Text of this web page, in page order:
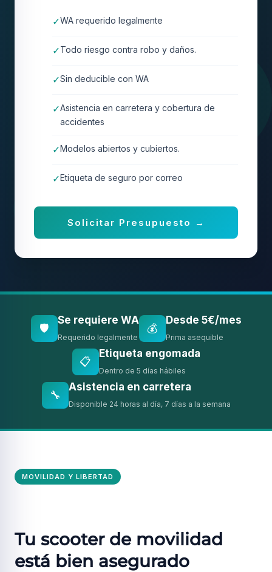
✓WA requerido legalmente
✓Todo riesgo contra robo y daños.
✓Sin deducible con WA
✓Asistencia en carretera y cobertura de
accidentes
✓Modelos abiertos y cubiertos.
✓Etiqueta de seguro por correo
Solicitar Presupuesto →
🛡️
Se requiere WA
Requerido legalmente
💰
Desde 5€/mes
Prima asequible
📋
Etiqueta engomada
Dentro de 5 días hábiles
🔧
Asistencia en carretera
Disponible 24 horas al día, 7 días a la semana
MOVILIDAD Y LIBERTAD
Tu scooter de movilidad
está bien asegurado